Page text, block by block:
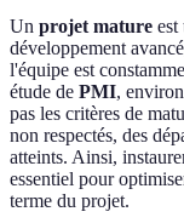
Un projet mature est
développement
l'équipe est
étude de PMI,
pas les critères de
non respectés, des
atteints. Ainsi,
essentiel pour
terme du projet.